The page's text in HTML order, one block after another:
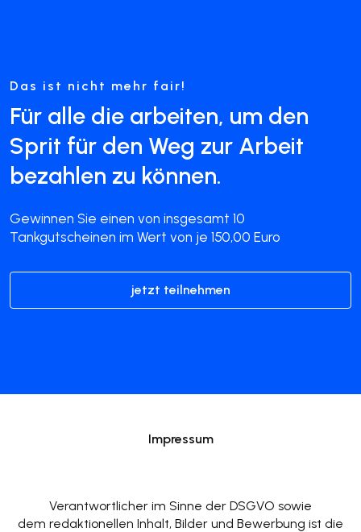
Das ist nicht mehr fair!
Für alle die arbeiten, um den
Sprit für den Weg zur Arbeit
bezahlen zu können.
Gewinnen Sie einen von insgesamt 10
Tankgutscheinen im Wert von je 150,00 Euro
jetzt teilnehmen
Impressum
Verantwortlicher im Sinne der DSGVO sowie
dem redaktionellen Inhalt, Bilder und Bewerbung ist die